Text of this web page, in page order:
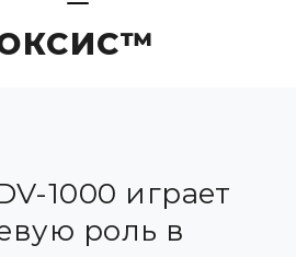
1000 играет
роль в